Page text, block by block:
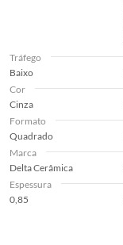
Tráfego
Baixo
Cor
Cinza
Formato
Quadrado
Marca
Delta Cerâmica
Espessura
0,85